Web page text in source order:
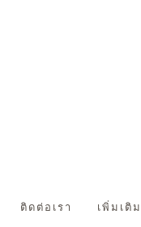
ติดต่อเรา เพิ่มเติม